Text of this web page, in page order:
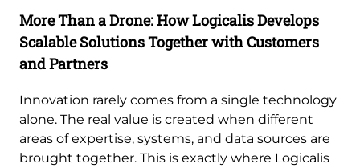
More Than a Drone: How Logicalis Develops
Scalable Solutions Together with Customers
and Partners
Innovation rarely comes from a single technology
alone. The real value is created when different
areas of expertise, systems, and data sources are
brought together. This is exactly where Logicalis